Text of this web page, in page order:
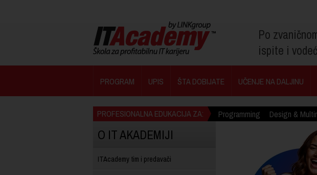
Po
ispite i
PROGRAM UPIS ŠTA DOBIJATE UČENJE NA DALJINU
PROFESIONALNA EDUKACIJA ZA: Programming Design &
O IT AKADEMIJI
ITAcademy tim i predavači